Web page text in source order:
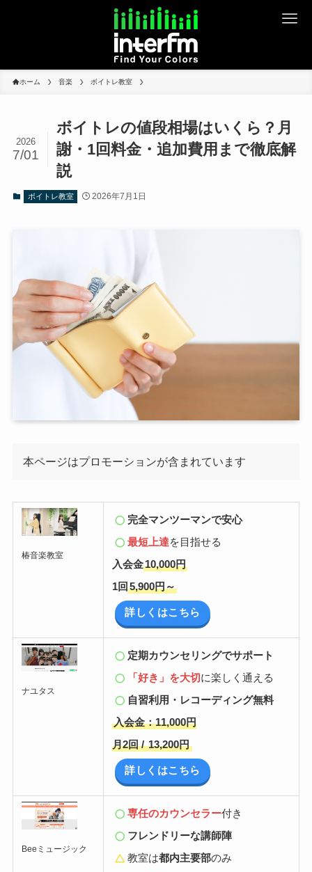
ホーム 音楽 ボイトレ教室
ボイトレの値段相場はいくら？月
謝・1回料金・追加費用まで徹底解
説
2026
7/01
ボイトレ教室 2026年7月1日
本ページはプロモーションが含まれています
椿音楽教室
完全マンツーマンで安心
最短上達を目指せる
入会金10,000円
1回 5,900円～
詳しくはこちら
ナユタス
定期カウンセリングでサポート
「好き」を大切に楽しく通える
自習利用・レコーディング無料
入会金：11,000円
月2回 /13,200円
詳しくはこちら
Beeミュージック
専任のカウンセラー付き
フレンドリーな講師陣
教室は都内主要部のみ